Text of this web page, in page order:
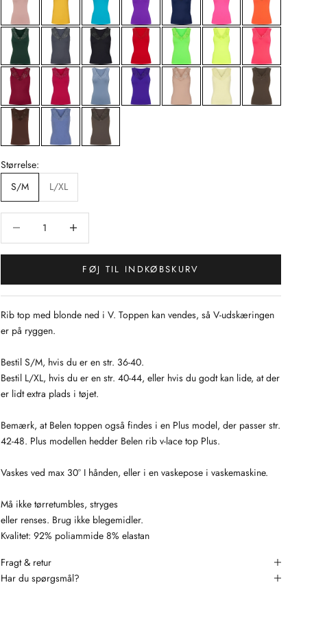
Størrelse:
S/M
L/XL
FØJ TIL INDKØBSKURV
Rib top med blonde ned i V. Toppen kan vendes, så V-udskæringen
er på ryggen.
Bestil S/M, hvis du er en str. 36-40.
Bestil L/XL, hvis du er en str. 40-44, eller hvis du godt kan lide, at der
er lidt extra plads i tøjet.
Bemærk, at Belen toppen også findes i en Plus model, der passer str.
42-48. Plus modellen hedder Belen rib v-lace top Plus.
Vaskes ved max 30° I hånden, eller i en vaskepose i vaskemaskine.
Må ikke tørretumbles, stryges
eller renses. Brug ikke blegemidler.
Kvalitet: 92% poliammide 8% elastan
Fragt & retur
Har du spørgsmål?